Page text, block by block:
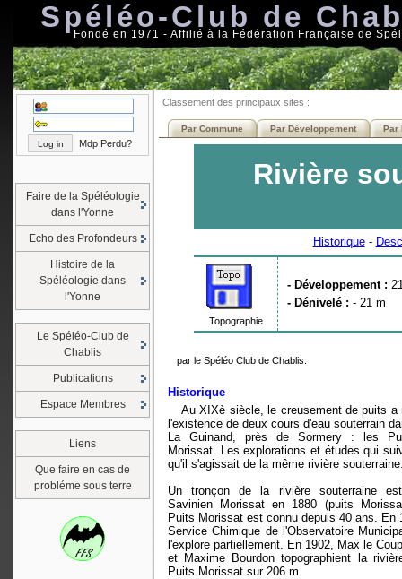
Spéléo-Club de
Fondé en 1971 - Affilié à la Fédération Française de
Mdp Perdu?
Faire de la Spéléologie
dans l'Yonne
Echo des Profondeurs
Histoire de la
Spéléologie dans
l'Yonne
Le Spéléo-Club de
Chablis
Publications
Espace Membres
Liens
Que faire en cas de
probléme sous terre
Classement des principaux sites :
Par Commune Par Développement Par
Rivière
Historique-
Topographie
- Développement :
- Dénivelé : - 21 m
par le Spéléo Club de Chablis.
Historique
Au XIXè siècle, le creusement de puits a
l'existence de deux cours d'eau souterrain
La Guinand, près de Sormery : les
Morissat. Les explorations et études qui
qu'il s'agissait de la même rivière
Un tronçon de la rivière souterraine
Savinien Morissat en 1880 (puits
Puits Morissat est connu depuis 40 ans. En
Service Chimique de l'Observatoire
l'explore partiellement. En 1902, Max le
et Maxime Bourdon topographient la
Puits Morissat sur 206 m.